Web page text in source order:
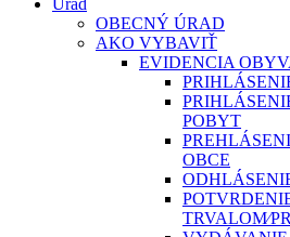
Úrad
OBECNÝ ÚRAD
AKO VYBAVIŤ
EVIDENCIA
POBYT
OBCE